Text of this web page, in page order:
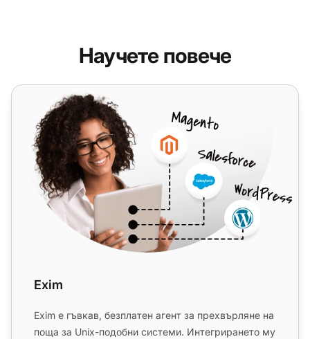
Научете повече
Exim
Exim
Exim е гъвкав, безплатен агент за прехвърляне на
поща за Unix-подобни системи. Интегрирането му